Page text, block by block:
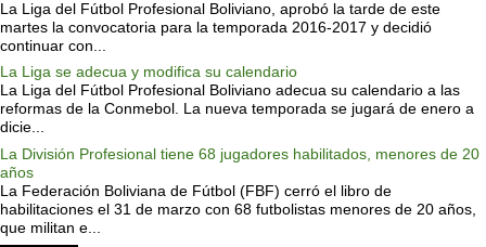
La Liga del Fútbol Profesional Boliviano, aprobó la tarde de este
martes la convocatoria para la temporada 2016-2017 y decidió
continuar con...
La Liga se adecua y modifica su calendario
La Liga del Fútbol Profesional Boliviano adecua su calendario a las
reformas de la Conmebol. La nueva temporada se jugará de enero a
dicie...
La División Profesional tiene 68 jugadores habilitados, menores de 20
años
La Federación Boliviana de Fútbol (FBF) cerró el libro de
habilitaciones el 31 de marzo con 68 futbolistas menores de 20 años,
que militan e...